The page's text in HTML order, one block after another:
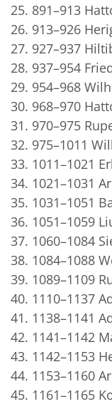
25. 891–913
26. 913–926
27. 927–937
28. 937–954
29. 954–968
30. 968–970
31. 970–975
32. 975–1011
33. 1011–1021
34. 1021–1031
35. 1031–1051
36. 1051–1059
37. 1060–1084
38. 1084–1088
39. 1089–1109
40. 1110–1137
41. 1138–1141
42. 1141–1142
43. 1142–1153
44. 1153–1160
45. 1161–1165